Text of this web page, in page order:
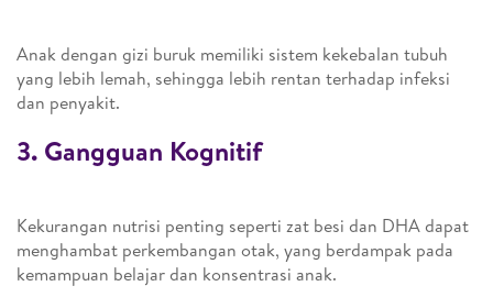
Anak dengan gizi buruk memiliki sistem kekebalan tubuh
yang lebih lemah, sehingga lebih rentan terhadap infeksi
dan penyakit.
3. Gangguan Kognitif
Kekurangan nutrisi penting seperti zat besi dan DHA dapat
menghambat perkembangan otak, yang berdampak pada
kemampuan belajar dan konsentrasi anak.